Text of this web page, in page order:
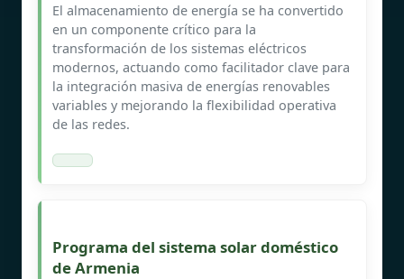
El almacenamiento de energía se ha convertido
en un componente crítico para la
transformación de los sistemas eléctricos
modernos, actuando como facilitador clave para
la integración masiva de energías renovables
variables y mejorando la flexibilidad operativa
de las redes.
Programa del sistema solar doméstico
de Armenia